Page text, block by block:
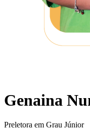
Genaina
Preletora em Grau Júnior